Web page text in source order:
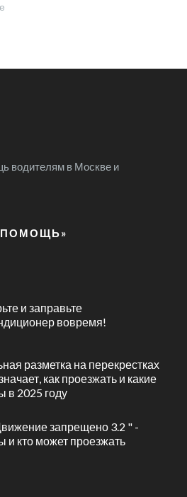
водителям в Москве и
и заправьте
вовремя!
разметка на перекрестках
как проезжать и какие
в 2025 году
запрещено 3.2 " -
и кто может проезжать